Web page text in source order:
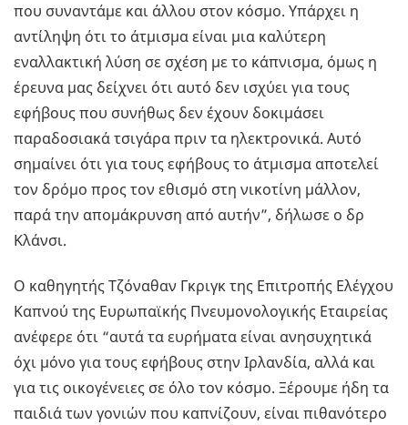
που συναντάμε και άλλου στον κόσμο. Υπάρχει η
αντίληψη ότι το άτμισμα είναι μια καλύτερη
εναλλακτική λύση σε σχέση με το κάπνισμα, όμως η
έρευνα μας δείχνει ότι αυτό δεν ισχύει για τους
εφήβους που συνήθως δεν έχουν δοκιμάσει
παραδοσιακά τσιγάρα πριν τα ηλεκτρονικά. Αυτό
σημαίνει ότι για τους εφήβους το άτμισμα αποτελεί
τον δρόμο προς τον εθισμό στη νικοτίνη μάλλον,
παρά την απομάκρυνση από αυτήν”, δήλωσε ο δρ
Κλάνσι.
Ο καθηγητής Τζόναθαν Γκριγκ της Επιτροπής Ελέγχου
Καπνού της Ευρωπαϊκής Πνευμονολογικής Εταιρείας
ανέφερε ότι “αυτά τα ευρήματα είναι ανησυχητικά
όχι μόνο για τους εφήβους στην Ιρλανδία, αλλά και
για τις οικογένειες σε όλο τον κόσμο. Ξέρουμε ήδη τα
παιδιά των γονιών που καπνίζουν, είναι πιθανότερο